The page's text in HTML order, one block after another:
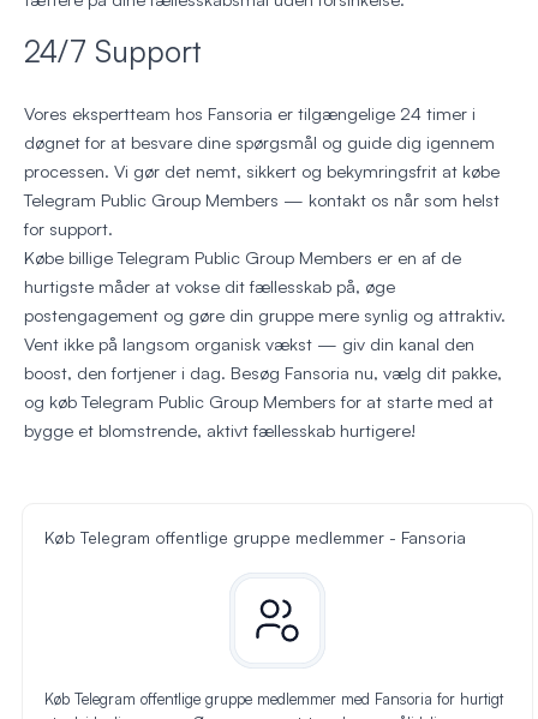
24/7 Support
Vores ekspertteam hos Fansoria er tilgængelige 24 timer i
døgnet for at besvare dine spørgsmål og guide dig igennem
processen. Vi gør det nemt, sikkert og bekymringsfrit at købe
Telegram Public Group Members — kontakt os når som helst
for support.
Købe billige Telegram Public Group Members er en af de
hurtigste måder at vokse dit fællesskab på, øge
postengagement og gøre din gruppe mere synlig og attraktiv.
Vent ikke på langsom organisk vækst — giv din kanal den
boost, den fortjener i dag. Besøg Fansoria nu, vælg dit pakke,
og køb Telegram Public Group Members for at starte med at
bygge et blomstrende, aktivt fællesskab hurtigere!
Køb Telegram offentlige gruppe medlemmer - Fansoria
Køb Telegram offentlige gruppe medlemmer med Fansoria for hurtigt